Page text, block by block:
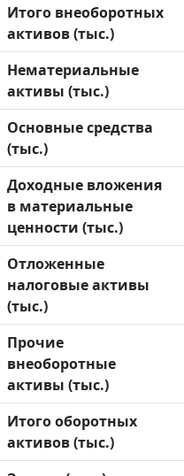
Итого внеоборотных
активов (тыс.)
Нематериальные
активы (тыс.)
Основные средства
(тыс.)
Доходные вложения
в материальные
ценности (тыс.)
Отложенные
налоговые активы
(тыс.)
Прочие
внеоборотные
активы (тыс.)
Итого оборотных
активов (тыс.)